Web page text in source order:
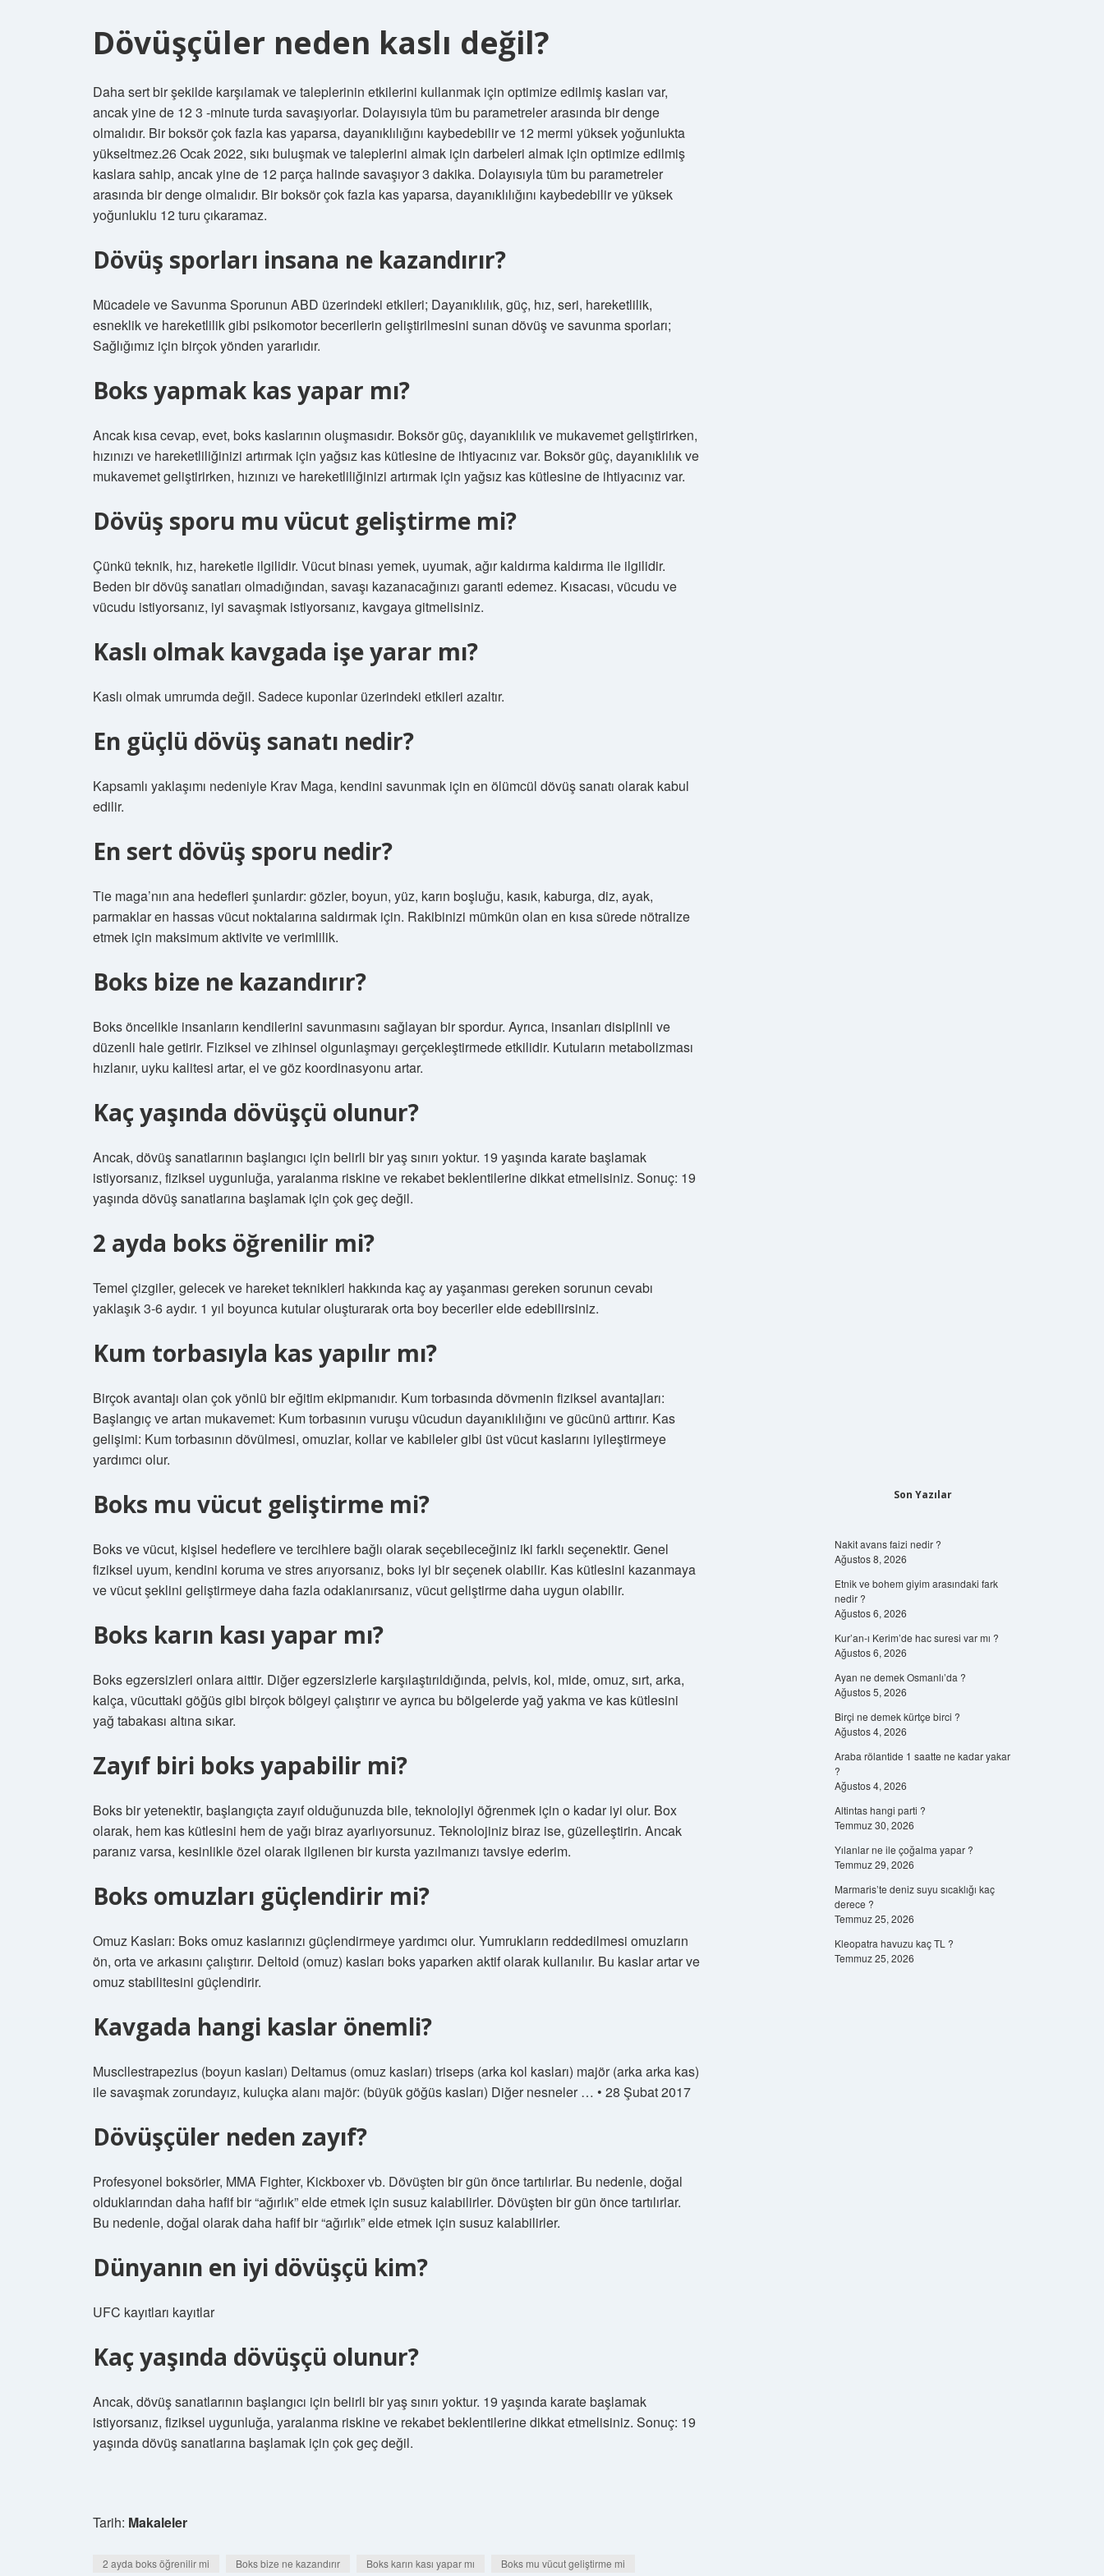
Dövüşçüler neden kaslı değil?
Daha sert bir şekilde karşılamak ve taleplerinin etkilerini kullanmak için optimize edilmiş kasları var,
ancak yine de 12 3 -minute turda savaşıyorlar. Dolayısıyla tüm bu parametreler arasında bir denge
olmalıdır. Bir boksör çok fazla kas yaparsa, dayanıklılığını kaybedebilir ve 12 mermi yüksek yoğunlukta
yükseltmez.26 Ocak 2022, sıkı buluşmak ve taleplerini almak için darbeleri almak için optimize edilmiş
kaslara sahip, ancak yine de 12 parça halinde savaşıyor 3 dakika. Dolayısıyla tüm bu parametreler
arasında bir denge olmalıdır. Bir boksör çok fazla kas yaparsa, dayanıklılığını kaybedebilir ve yüksek
yoğunluklu 12 turu çıkaramaz.
Dövüş sporları insana ne kazandırır?
Mücadele ve Savunma Sporunun ABD üzerindeki etkileri; Dayanıklılık, güç, hız, seri, hareketlilik,
esneklik ve hareketlilik gibi psikomotor becerilerin geliştirilmesini sunan dövüş ve savunma sporları;
Sağlığımız için birçok yönden yararlıdır.
Boks yapmak kas yapar mı?
Ancak kısa cevap, evet, boks kaslarının oluşmasıdır. Boksör güç, dayanıklılık ve mukavemet geliştirirken,
hızınızı ve hareketliliğinizi artırmak için yağsız kas kütlesine de ihtiyacınız var. Boksör güç, dayanıklılık ve
mukavemet geliştirirken, hızınızı ve hareketliliğinizi artırmak için yağsız kas kütlesine de ihtiyacınız var.
Dövüş sporu mu vücut geliştirme mi?
Çünkü teknik, hız, hareketle ilgilidir. Vücut binası yemek, uyumak, ağır kaldırma kaldırma ile ilgilidir.
Beden bir dövüş sanatları olmadığından, savaşı kazanacağınızı garanti edemez. Kısacası, vücudu ve
vücudu istiyorsanız, iyi savaşmak istiyorsanız, kavgaya gitmelisiniz.
Kaslı olmak kavgada işe yarar mı?
Kaslı olmak umrumda değil. Sadece kuponlar üzerindeki etkileri azaltır.
En güçlü dövüş sanatı nedir?
Kapsamlı yaklaşımı nedeniyle Krav Maga, kendini savunmak için en ölümcül dövüş sanatı olarak kabul
edilir.
En sert dövüş sporu nedir?
Tie maga’nın ana hedefleri şunlardır: gözler, boyun, yüz, karın boşluğu, kasık, kaburga, diz, ayak,
parmaklar en hassas vücut noktalarına saldırmak için. Rakibinizi mümkün olan en kısa sürede nötralize
etmek için maksimum aktivite ve verimlilik.
Boks bize ne kazandırır?
Boks öncelikle insanların kendilerini savunmasını sağlayan bir spordur. Ayrıca, insanları disiplinli ve
düzenli hale getirir. Fiziksel ve zihinsel olgunlaşmayı gerçekleştirmede etkilidir. Kutuların metabolizması
hızlanır, uyku kalitesi artar, el ve göz koordinasyonu artar.
Kaç yaşında dövüşçü olunur?
Ancak, dövüş sanatlarının başlangıcı için belirli bir yaş sınırı yoktur. 19 yaşında karate başlamak
istiyorsanız, fiziksel uygunluğa, yaralanma riskine ve rekabet beklentilerine dikkat etmelisiniz. Sonuç: 19
yaşında dövüş sanatlarına başlamak için çok geç değil.
2 ayda boks öğrenilir mi?
Temel çizgiler, gelecek ve hareket teknikleri hakkında kaç ay yaşanması gereken sorunun cevabı
yaklaşık 3-6 aydır. 1 yıl boyunca kutular oluşturarak orta boy beceriler elde edebilirsiniz.
Kum torbasıyla kas yapılır mı?
Birçok avantajı olan çok yönlü bir eğitim ekipmanıdır. Kum torbasında dövmenin fiziksel avantajları:
Başlangıç ​​ve artan mukavemet: Kum torbasının vuruşu vücudun dayanıklılığını ve gücünü arttırır. Kas
gelişimi: Kum torbasının dövülmesi, omuzlar, kollar ve kabileler gibi üst vücut kaslarını iyileştirmeye
yardımcı olur.
Boks mu vücut geliştirme mi?
Boks ve vücut, kişisel hedeflere ve tercihlere bağlı olarak seçebileceğiniz iki farklı seçenektir. Genel
fiziksel uyum, kendini koruma ve stres arıyorsanız, boks iyi bir seçenek olabilir. Kas kütlesini kazanmaya
ve vücut şeklini geliştirmeye daha fazla odaklanırsanız, vücut geliştirme daha uygun olabilir.
Boks karın kası yapar mı?
Boks egzersizleri onlara aittir. Diğer egzersizlerle karşılaştırıldığında, pelvis, kol, mide, omuz, sırt, arka,
kalça, vücuttaki göğüs gibi birçok bölgeyi çalıştırır ve ayrıca bu bölgelerde yağ yakma ve kas kütlesini
yağ tabakası altına sıkar.
Zayıf biri boks yapabilir mi?
Boks bir yetenektir, başlangıçta zayıf olduğunuzda bile, teknolojiyi öğrenmek için o kadar iyi olur. Box
olarak, hem kas kütlesini hem de yağı biraz ayarlıyorsunuz. Teknolojiniz biraz ise, güzelleştirin. Ancak
paranız varsa, kesinlikle özel olarak ilgilenen bir kursta yazılmanızı tavsiye ederim.
Boks omuzları güçlendirir mi?
Omuz Kasları: Boks omuz kaslarınızı güçlendirmeye yardımcı olur. Yumrukların reddedilmesi omuzların
ön, orta ve arkasını çalıştırır. Deltoid (omuz) kasları boks yaparken aktif olarak kullanılır. Bu kaslar artar ve
omuz stabilitesini güçlendirir.
Kavgada hangi kaslar önemli?
Muscllestrapezius (boyun kasları) Deltamus (omuz kasları) triseps (arka kol kasları) majör (arka arka kas)
ile savaşmak zorundayız, kuluçka alanı majör: (büyük göğüs kasları) Diğer nesneler … • 28 Şubat 2017
Dövüşçüler neden zayıf?
Profesyonel boksörler, MMA Fighter, Kickboxer vb. Dövüşten bir gün önce tartılırlar. Bu nedenle, doğal
olduklarından daha hafif bir “ağırlık” elde etmek için susuz kalabilirler. Dövüşten bir gün önce tartılırlar.
Bu nedenle, doğal olarak daha hafif bir “ağırlık” elde etmek için susuz kalabilirler.
Dünyanın en iyi dövüşçü kim?
UFC kayıtları kayıtlar
Kaç yaşında dövüşçü olunur?
Ancak, dövüş sanatlarının başlangıcı için belirli bir yaş sınırı yoktur. 19 yaşında karate başlamak
istiyorsanız, fiziksel uygunluğa, yaralanma riskine ve rekabet beklentilerine dikkat etmelisiniz. Sonuç: 19
yaşında dövüş sanatlarına başlamak için çok geç değil.
Tarih: Makaleler
2 ayda boks öğrenilir mi Boks bize ne kazandırır Boks karın kası yapar mı Boks mu vücut geliştirme mi
Son Yazılar
Nakit avans faizi nedir ?
Ağustos 8, 2026
Etnik ve bohem giyim arasındaki fark
nedir ?
Ağustos 6, 2026
Kur’an-ı Kerim’de hac suresi var mı ?
Ağustos 6, 2026
Ayan ne demek Osmanlı’da ?
Ağustos 5, 2026
Birçi ne demek kürtçe birci ?
Ağustos 4, 2026
Araba rölantide 1 saatte ne kadar yakar
?
Ağustos 4, 2026
Altintas hangi parti ?
Temmuz 30, 2026
Yılanlar ne ile çoğalma yapar ?
Temmuz 29, 2026
Marmaris’te deniz suyu sıcaklığı kaç
derece ?
Temmuz 25, 2026
Kleopatra havuzu kaç TL ?
Temmuz 25, 2026